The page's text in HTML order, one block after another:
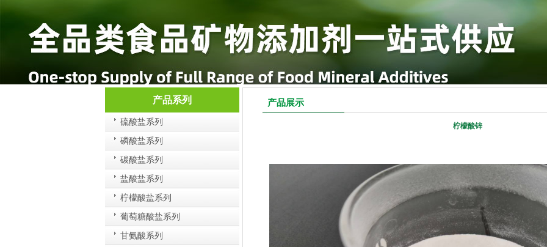
产品系列
硫酸盐系列
磷酸盐系列
碳酸盐系列
盐酸盐系列
柠檬酸盐系列
葡萄糖酸盐系列
甘氨酸系列
产品展示
柠檬酸锌